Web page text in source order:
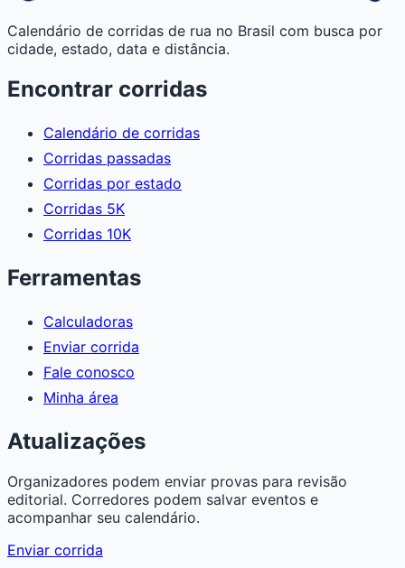
Calendário de corridas de rua no Brasil com busca por
cidade, estado, data e distância.
Encontrar corridas
Calendário de corridas
Corridas passadas
Corridas por estado
Corridas 5K
Corridas 10K
Ferramentas
Calculadoras
Enviar corrida
Fale conosco
Minha área
Atualizações
Organizadores podem enviar provas para revisão
editorial. Corredores podem salvar eventos e
acompanhar seu calendário.
Enviar corrida